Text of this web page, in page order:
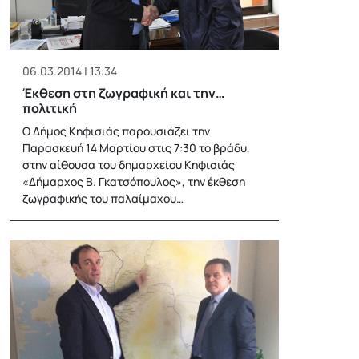
06.03.2014 | 13:34
Έκθεση στη ζωγραφική και την…
πολιτική
Ο Δήμος Κηφισιάς παρουσιάζει την
Παρασκευή 14 Μαρτίου στις 7:30 το βράδυ,
στην αίθουσα του δημαρχείου Κηφισιάς
«Δήμαρχος Β. Γκατσόπουλος», την έκθεση
ζωγραφικής του παλαίμαχου…